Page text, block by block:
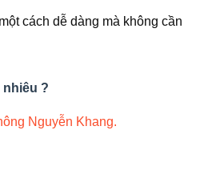
cách dễ dàng mà không cần
nhiêu ?
Nguyễn Khang.